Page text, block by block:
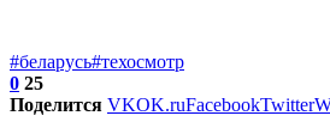
#беларусь#техосмотр
0 25
Поделится VKOK.ruFacebookTwitter